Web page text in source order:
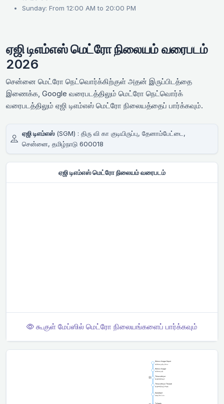
Sunday: From 12:00 AM to 20:00 PM
ஏஜி டிஎம்எஸ் மெட்ரோ நிலையம் வரைபடம்
2026
சென்னை மெட்ரோ நெட்வொர்க்கிற்குள் அதன் இருப்பிடத்தை
இணைக்க, Google வரைபடத்திலும் மெட்ரோ நெட்வொர்க்
வரைபடத்திலும் ஏஜி டிஎம்எஸ் மெட்ரோ நிலையத்தைப் பார்க்கவும்.
ஏஜி டிஎம்எஸ்(SGM) : திரு வி கா குடியிருப்பு, தேனாம்பேட்டை,
சென்னை, தமிழ்நாடு 600018
ஏஜி டிஎம்எஸ் மெட்ரோ நிலையம் வரைபடம்
கூகுள் மேப்ஸில் மெட்ரோ நிலையங்களைப் பார்க்கவும்